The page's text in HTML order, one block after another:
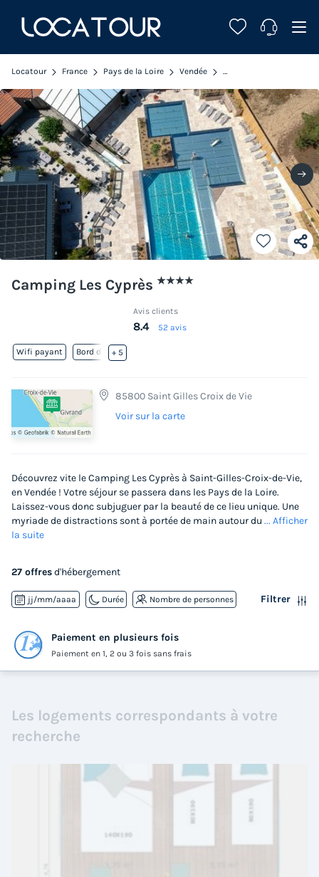
Locatour France Pays de la Loire Vendée Saint Gilles Croix de Vie
Camping Les Cyprès ★★★★
Avis clients
8.4 52 avis
Wifi payant Bord de mer
+ 5
85800 Saint Gilles Croix de Vie
Voir sur la carte
Découvrez vite le Camping Les Cyprès à Saint-Gilles-Croix-de-Vie,
en Vendée ! Votre séjour se passera dans les Pays de la Loire.
Laissez-vous donc subjuguer par la beauté de ce lieu unique. Une
myriade de distractions sont à portée de main autour du ... Afficher
la suite
27 offresd'hébergement
jj/mm/aaaa Durée Nombre de personnes Filtrer
Paiement en plusieurs fois
Paiement en 1, 2 ou 3 fois sans frais
Les logements correspondants à votre
recherche